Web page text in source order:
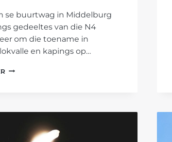
se buurtwag in Middelburg
gedeeltes van die N4
om die toename in
en kapings op…
MIDDELBURG-
HOOFWEG